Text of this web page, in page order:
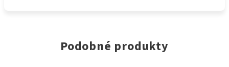
Podobné produkty